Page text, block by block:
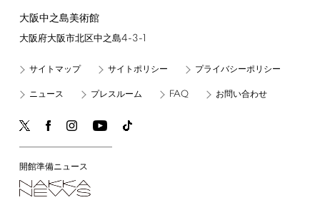
大阪中之島美術館
大阪府大阪市北区中之島4-3-1
サイトマップ サイトポリシー プライバシーポリシー
ニュース プレスルーム FAQ お問い合わせ
開館準備ニュース